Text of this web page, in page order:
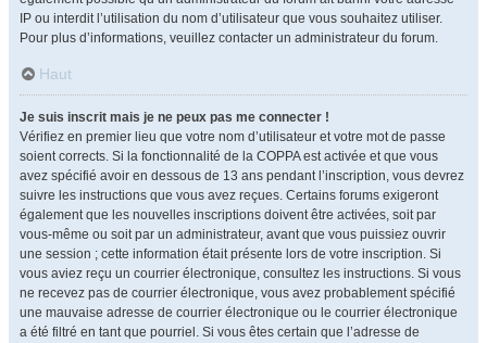
IP ou interdit l’utilisation du nom d’utilisateur que vous souhaitez utiliser.
Pour plus d’informations, veuillez contacter un administrateur du forum.
Haut
Je suis inscrit mais je ne peux pas me connecter !
Vérifiez en premier lieu que votre nom d’utilisateur et votre mot de passe
soient corrects. Si la fonctionnalité de la COPPA est activée et que vous
avez spécifié avoir en dessous de 13 ans pendant l’inscription, vous devrez
suivre les instructions que vous avez reçues. Certains forums exigeront
également que les nouvelles inscriptions doivent être activées, soit par
vous-même ou soit par un administrateur, avant que vous puissiez ouvrir
une session ; cette information était présente lors de votre inscription. Si
vous aviez reçu un courrier électronique, consultez les instructions. Si vous
ne recevez pas de courrier électronique, vous avez probablement spécifié
une mauvaise adresse de courrier électronique ou le courrier électronique
a été filtré en tant que pourriel. Si vous êtes certain que l’adresse de